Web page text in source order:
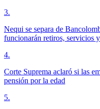
3.
Nequi se separa de
funcionarán retiros, servicios
4.
Corte Suprema aclaró si las
pensión por la edad
5.